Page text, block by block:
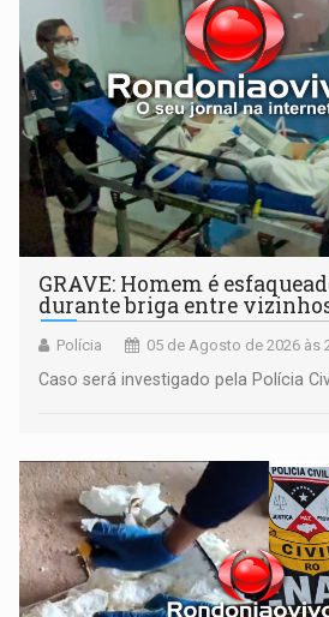
GRAVE: Homem é
durante briga entre
Polícia 05 de Agosto de 2026 às
Caso será investigado pela Polícia